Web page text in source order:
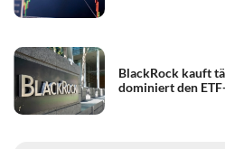
BlackRock kauft
dominiert den